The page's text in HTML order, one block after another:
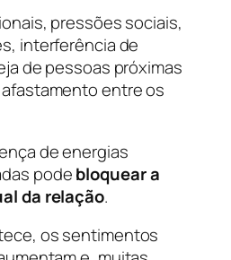
pressões sociais,
interferência de
de pessoas próximas
entre os
de energias
podebloquear a
da relação.
os sentimentos